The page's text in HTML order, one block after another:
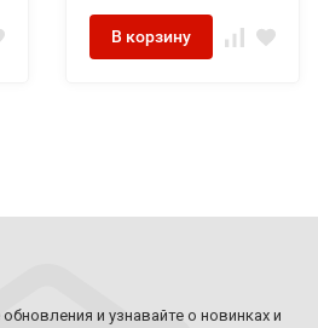
В корзину
и узнавайте о новинках и